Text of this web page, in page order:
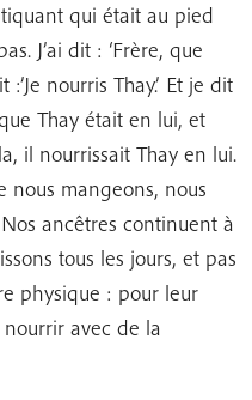
qui était au pied
J’ai dit : ‘Frère, que
nourris Thay.’ Et je dit
Thay était en lui, et
il nourrissait Thay en lui.
nous mangeons, nous
ancêtres continuent à
tous les jours, et pas
physique : pour leur
avec de la